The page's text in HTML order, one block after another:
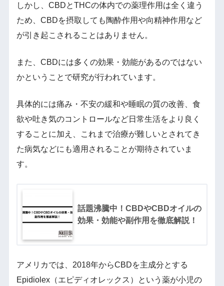
しかし、CBDとTHCの体内での薬理作用は全く違う
ため、CBDを摂取しても陶酔作用や向精神作用など
が引き起こされることはありません。
また、CBDには多くの効果・効能があるのではない
かということで研究が行われています。
具体的には痛み・不安の緩和や睡眠の質の改善、食
欲や吐き気のコントロールなど日常生活をより良く
することに加え、これまで治療が難しいとされてき
た病気などにも適用されることが期待されていま
す。
話題沸騰中！CBDやCBDオイルの
効果・効能や副作用を徹底解説！
アメリカでは、2018年からCBDを主成分とする
Epidiolex（エピディオレックス）という薬が小児の